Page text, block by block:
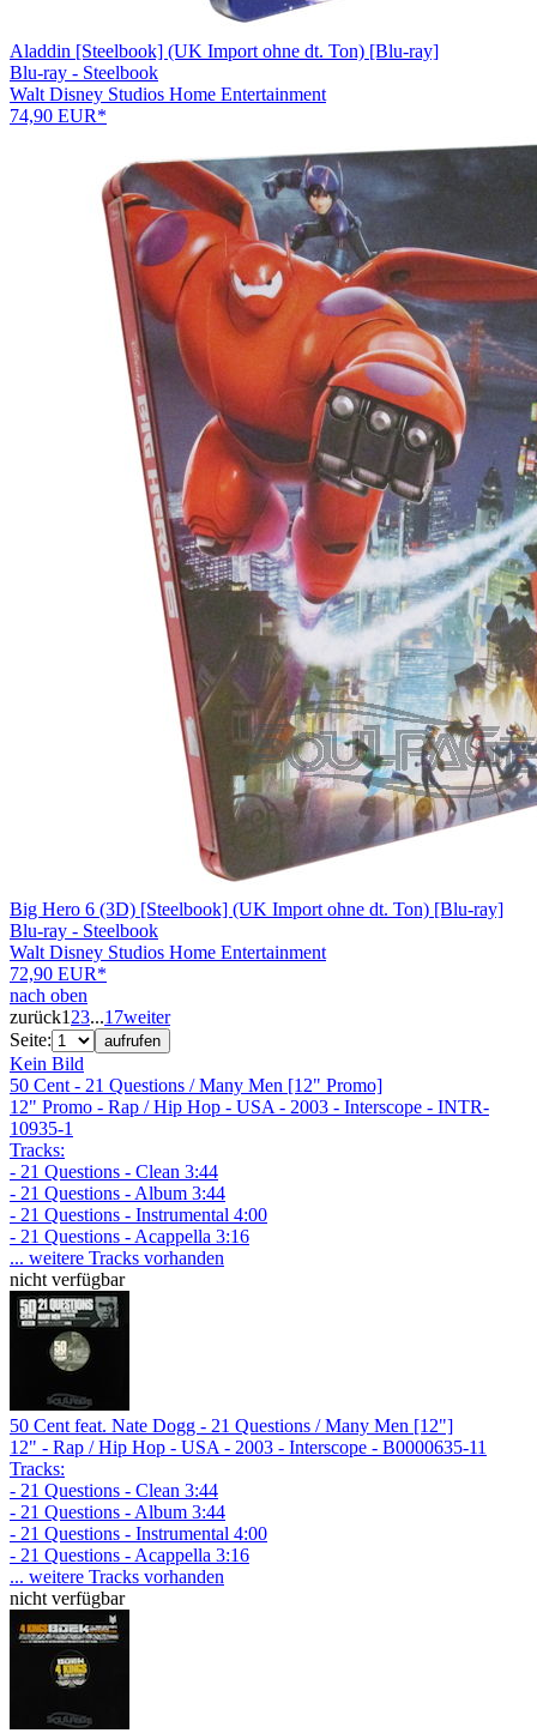
Aladdin [Steelbook] (UK Import ohne dt. Ton) [Blu-ray]
Blu-ray - Steelbook
Walt Disney Studios Home Entertainment
74,90 EUR*
Big Hero 6 (3D) [Steelbook] (UK Import ohne dt. Ton) [Blu-ray]
Blu-ray - Steelbook
Walt Disney Studios Home Entertainment
72,90 EUR*
nach oben
zurück1 23...17weiter
Seite:
aufrufen
Kein Bild
50 Cent - 21 Questions / Many Men [12" Promo]
12" Promo - Rap / Hip Hop - USA - 2003 - Interscope - INTR-
10935-1
Tracks:
- 21 Questions - Clean 3:44
- 21 Questions - Album 3:44
- 21 Questions - Instrumental 4:00
- 21 Questions - Acappella 3:16
... weitere Tracks vorhanden
nicht verfügbar
50 Cent feat. Nate Dogg - 21 Questions / Many Men [12"]
12" - Rap / Hip Hop - USA - 2003 - Interscope - B0000635-11
Tracks:
- 21 Questions - Clean 3:44
- 21 Questions - Album 3:44
- 21 Questions - Instrumental 4:00
- 21 Questions - Acappella 3:16
... weitere Tracks vorhanden
nicht verfügbar